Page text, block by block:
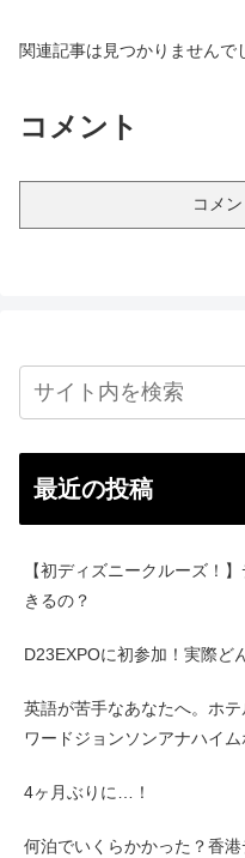
関連記事は見つかりませんで
コメント
コメ
最近の投稿
【初ディズニークルーズ！
きるの？
D23EXPOに初参加！実際ど
英語が苦手なあなたへ。ホ
ワードジョンソンアナハイム
4ヶ月ぶりに…！
何泊でいくらかかった？香